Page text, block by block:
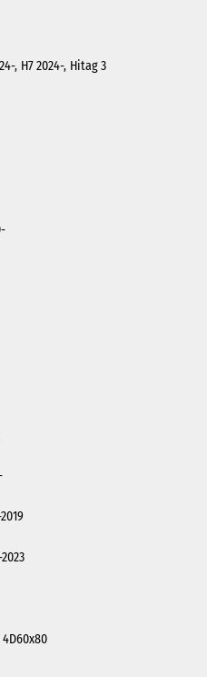
, H7 2024-, Hitag 3